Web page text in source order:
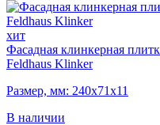
хит
Фасадная клинкерная
Feldhaus Klinker
Размер, мм: 240х71х11
В наличии